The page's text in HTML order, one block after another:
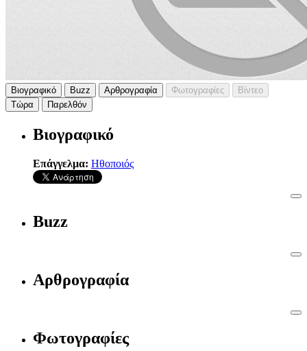
Βιογραφικό Buzz Αρθρογραφία Φωτογραφίες
Βίντεο
Τώρα
Παρελθόν
Βιογραφικό
Επάγγελμα: Ηθοποιός
Buzz
Αρθρογραφία
Φωτογραφίες